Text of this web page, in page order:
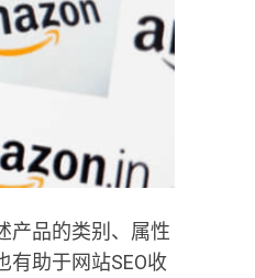
产品的类别、属性
有助于网站SEO收